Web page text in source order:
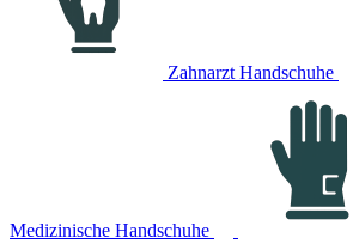
Zahnarzt Handschuhe
Medizinische Handschuhe